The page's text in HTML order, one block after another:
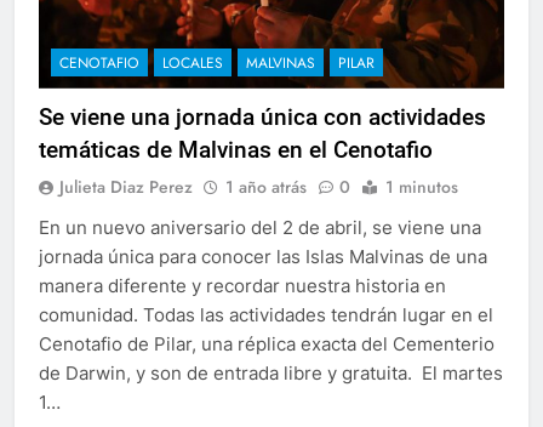
CENOTAFIO LOCALES MALVINAS PILAR
Se viene una jornada única con actividades
temáticas de Malvinas en el Cenotafio
Julieta Diaz Perez 1 año atrás 0 1 minutos
En un nuevo aniversario del 2 de abril, se viene una
jornada única para conocer las Islas Malvinas de una
manera diferente y recordar nuestra historia en
comunidad. Todas las actividades tendrán lugar en el
Cenotafio de Pilar, una réplica exacta del Cementerio
de Darwin, y son de entrada libre y gratuita. El martes
1…